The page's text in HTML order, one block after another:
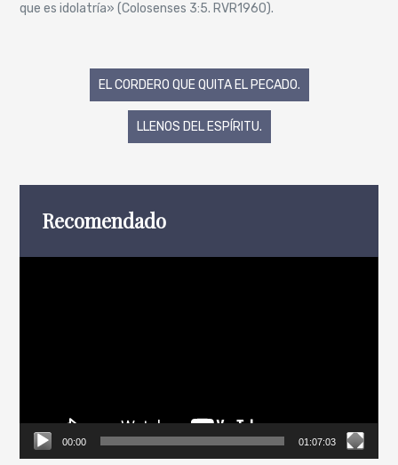
que es idolatría» (Colosenses 3:5. RVR1960).
NavegaciónEL CORDERO QUE QUITA EL PECADO.
LLENOS DEL ESPÍRITU.
Recomendado
00:00 01:07:03